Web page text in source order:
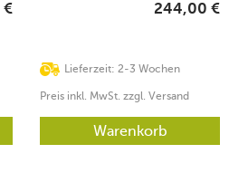
€
Lieferzeit: 2-3 Wochen
244,00 €
Preis inkl. MwSt. zzgl. Versand
Warenkorb